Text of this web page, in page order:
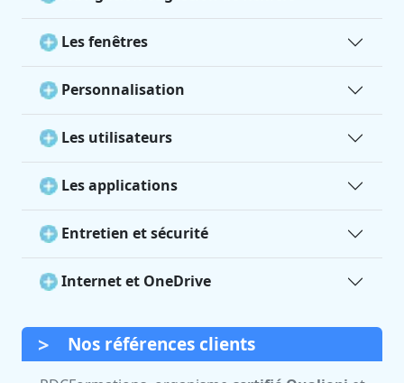
Les fenêtres
Personnalisation
Les utilisateurs
Les applications
Entretien et sécurité
Internet et OneDrive
Nos références clients